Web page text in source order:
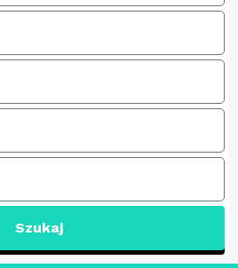
Szukaj